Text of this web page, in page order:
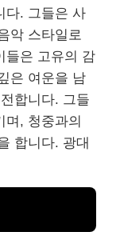
다. 그들은 사
악 스타일로
들은 고유의 감
은 여운을 남
합니다. 그들
며, 청중과의
합니다. 광대